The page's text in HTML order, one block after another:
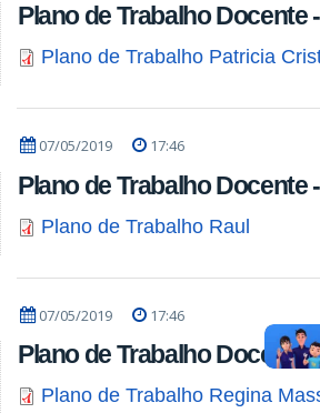
Plano de Trabalho Docente
Plano de Trabalho Patricia
07/05/2019 17:46
Plano de Trabalho Docente
Plano de Trabalho Raul
07/05/2019 17:46
Plano de Trabalho Docente
Plano de Trabalho Regina